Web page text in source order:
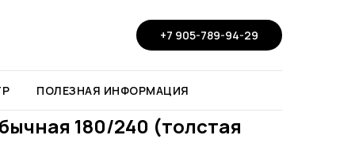
+7 905-789-94-29
ПОЛЕЗНАЯ ИНФОРМАЦИЯ
180/240 (толстая